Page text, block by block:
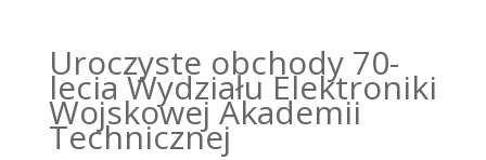
Uroczyste obchody 70-
lecia Wydziału Elektroniki
Wojskowej Akademii
Technicznej